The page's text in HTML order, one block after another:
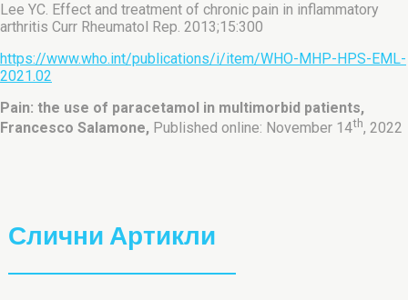
Lee YC. Effect and treatment of chronic pain in inflammatory
arthritis Curr Rheumatol Rep. 2013;15:300
https://www.who.int/publications/i/item/WHO-MHP-HPS-EML-
2021.02
Pain: the use of paracetamol in multimorbid patients,
Francesco Salamone, Published online: November 14th, 2022
Слични Артикли